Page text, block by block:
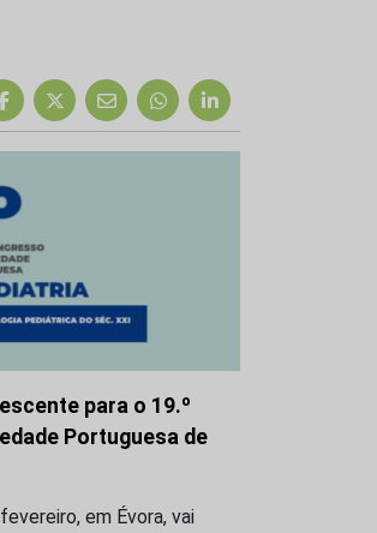
para o 19.º
Portuguesa de
em Évora, vai